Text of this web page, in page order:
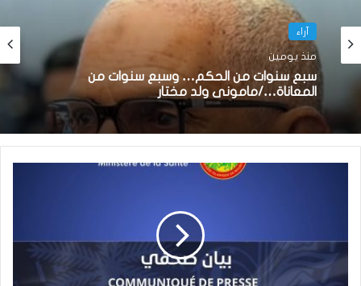
آراء
منذ يومين
سبع سنوات من الحكم… وسبع سنوات من
المعاناة…/مامونى ولد مختار